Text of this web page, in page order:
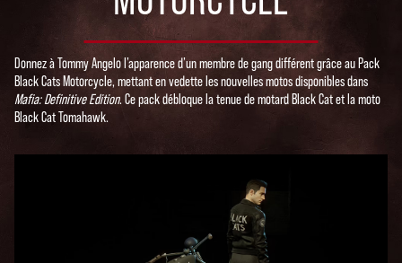
Donnez à Tommy Angelo l’apparence d’un membre de gang différent grâce au Pack
Black Cats Motorcycle, mettant en vedette les nouvelles motos disponibles dans
Mafia: Definitive Edition. Ce pack débloque la tenue de motard Black Cat et la moto
Black Cat Tomahawk.